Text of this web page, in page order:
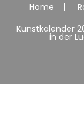
Home
Kunstkalender
in der